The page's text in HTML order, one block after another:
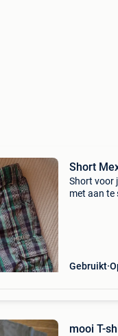
Short
Short voor
met aan te
Gebruikt
mooi T-